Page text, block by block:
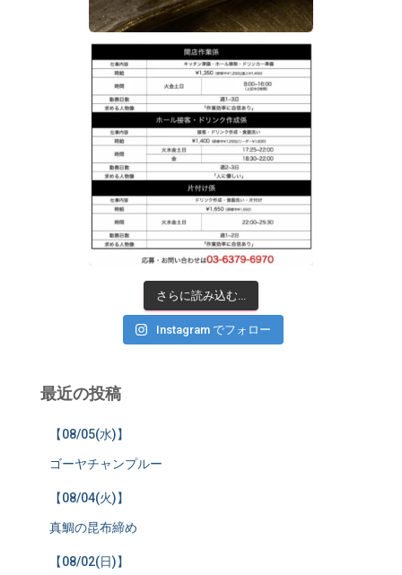
さらに読み込む...
Instagram でフォロー
最近の投稿
【08/05(水)】
ゴーヤチャンプルー
【08/04(火)】
真鯛の昆布締め
【08/02(日)】